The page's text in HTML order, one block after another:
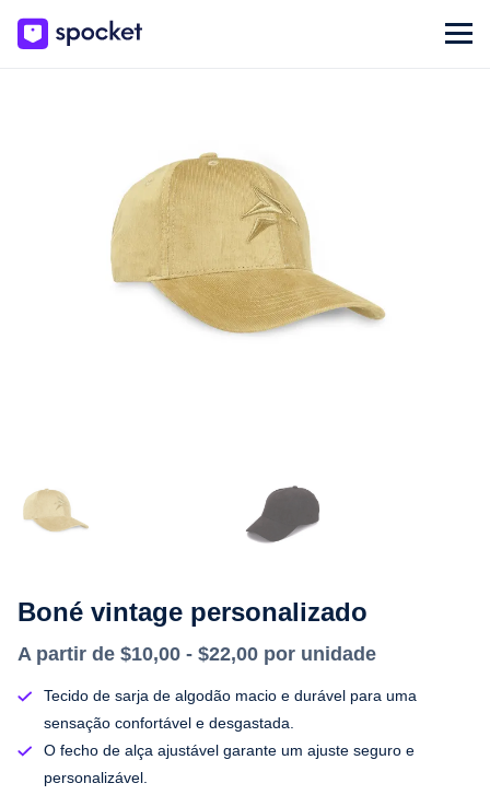
Boné vintage personalizado
A partir de $10,00 - $22,00 por unidade
Tecido de sarja de algodão macio e durável para uma
sensação confortável e desgastada.
O fecho de alça ajustável garante um ajuste seguro e
personalizável.